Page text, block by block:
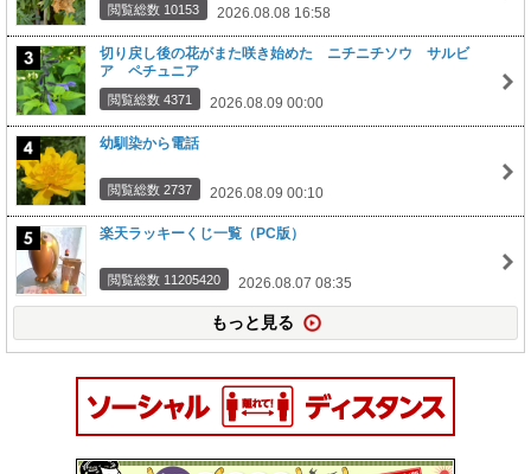
閲覧総数 10153 2026.08.08 16:58
切り戻し後の花がまた咲き始めた ニチニチソウ サルビ
ア ペチュニア
閲覧総数 4371 2026.08.09 00:00
幼馴染から電話
閲覧総数 2737 2026.08.09 00:10
楽天ラッキーくじ一覧（PC版）
閲覧総数 11205420 2026.08.07 08:35
もっと見る